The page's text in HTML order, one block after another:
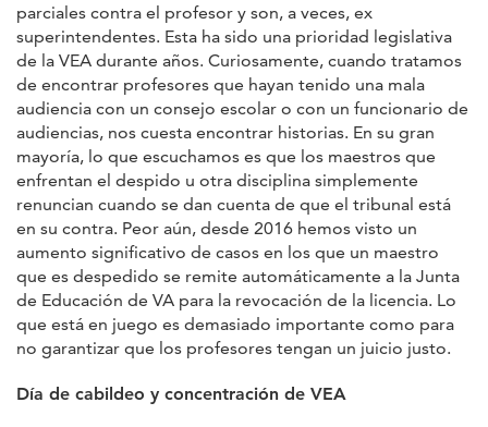
parciales contra el profesor y son, a veces, ex
superintendentes. Esta ha sido una prioridad legislativa
de la VEA durante años. Curiosamente, cuando tratamos
de encontrar profesores que hayan tenido una mala
audiencia con un consejo escolar o con un funcionario de
audiencias, nos cuesta encontrar historias. En su gran
mayoría, lo que escuchamos es que los maestros que
enfrentan el despido u otra disciplina simplemente
renuncian cuando se dan cuenta de que el tribunal está
en su contra. Peor aún, desde 2016 hemos visto un
aumento significativo de casos en los que un maestro
que es despedido se remite automáticamente a la Junta
de Educación de VA para la revocación de la licencia. Lo
que está en juego es demasiado importante como para
no garantizar que los profesores tengan un juicio justo.
Día de cabildeo y concentración de VEA